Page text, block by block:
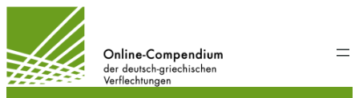
wechseln